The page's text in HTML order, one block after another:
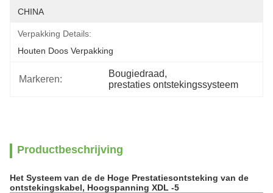
CHINA
Verpakking Details:
Houten Doos Verpakking
Markeren:
Bougiedraad,
prestaties ontstekingssysteem
Productbeschrijving
Het Systeem van de de Hoge Prestatiesontsteking van de
ontstekingskabel, Hoogspanning XDL -5